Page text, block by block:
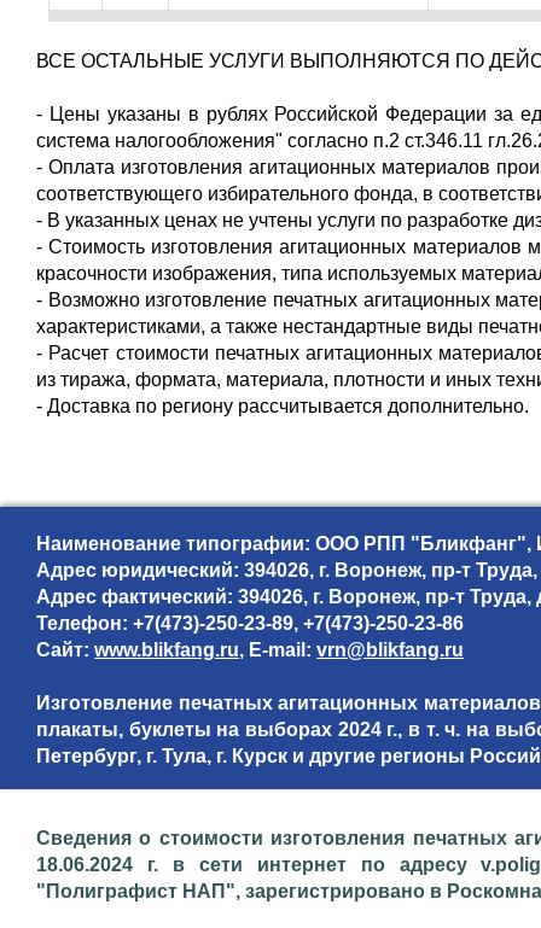
ВСЕ ОСТАЛЬНЫЕ УСЛУГИ ВЫПОЛНЯЮТСЯ ПО
- Цены указаны в рублях Российской Федерации за
система налогообложения" согласно п.2 ст.346.11
- Оплата изготовления агитационных материалов
соответствующего избирательного фонда, в
- В указанных ценах не учтены услуги по разработке
- Стоимость изготовления агитационных материалов
красочности изображения, типа используемых
- Возможно изготовление печатных агитационных
характеристиками, а также нестандартные виды
- Расчет стоимости печатных агитационных
из тиража, формата, материала, плотности и иных
- Доставка по региону рассчитывается дополнительно.
Наименование типографии: ООО РПП "Бликфанг",
Адрес юридический: 394026, г. Воронеж, пр-т
Адрес фактический: 394026, г. Воронеж, пр-т Труда,
Телефон: +7(473)-250-23-89, +7(473)-250-23-86
Сайт: www.blikfang.ru, E-mail: vrn@blikfang.ru
Изготовление печатных агитационных
плакаты, буклеты на выборах 2024 г., в т. ч. на
Петербург, г. Тула, г. Курск и другие регионы
Сведения о стоимости изготовления печатных
18.06.2024 г. в сети интернет по адресу
"Полиграфист НАП", зарегистрировано в